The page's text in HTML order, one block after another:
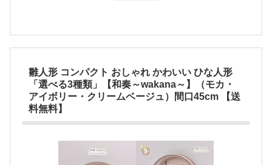
雛人形 コンパクト おしゃれ かわいい ひな人形
「選べる3種類」【和奏～wakana～】（モカ・
アイボリー・クリームベージュ）間口45cm 【送
料無料】